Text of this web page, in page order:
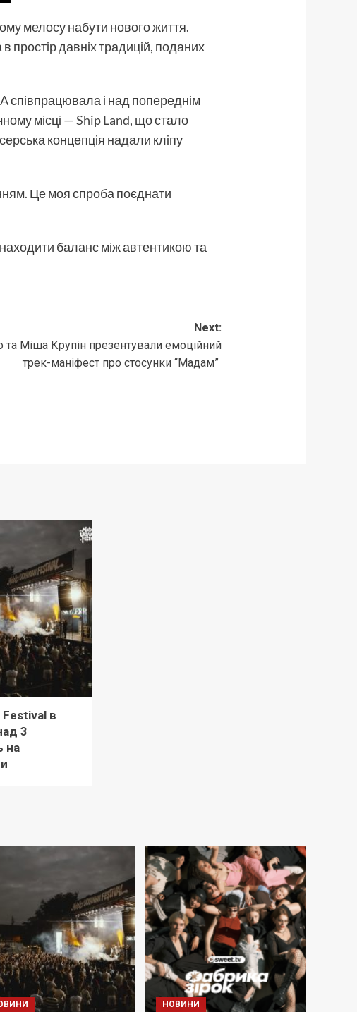
мелосу набути нового життя.
простір давніх традицій, поданих
співпрацювала і над попереднім
місці —Ship Land, що стало
концепція надали кліпу
Це моя спроба поєднати
баланс між автентикою та
Next:
Міша Крупін презентували емоційний
трек-маніфест про стосунки “Мадам”
Festival в
3
на
НОВИНИ